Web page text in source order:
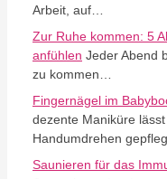
Arbeit, auf…
Zur Ruhe kommen: 5
anfühlen Jeder Abend
zu kommen…
Fingernägel im
dezente Maniküre
Handumdrehen
Saunieren für das